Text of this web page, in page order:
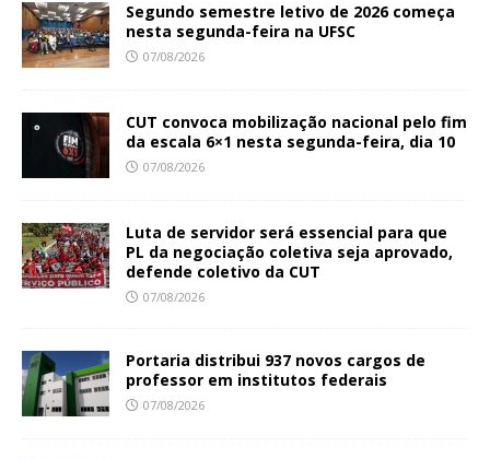
Segundo semestre letivo de 2026 começa
nesta segunda-feira na UFSC
07/08/2026
CUT convoca mobilização nacional pelo fim
da escala 6×1 nesta segunda-feira, dia 10
07/08/2026
Luta de servidor será essencial para que
PL da negociação coletiva seja aprovado,
defende coletivo da CUT
07/08/2026
Portaria distribui 937 novos cargos de
professor em institutos federais
07/08/2026